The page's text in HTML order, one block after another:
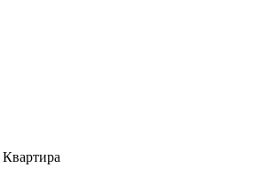
Квартира